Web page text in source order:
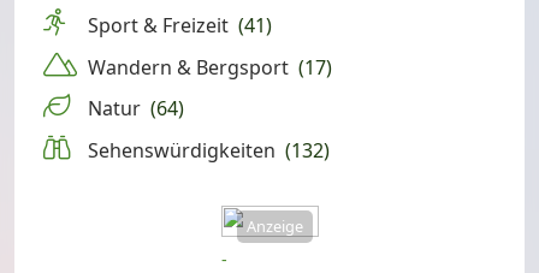
Sport & Freizeit (41)
Wandern & Bergsport (17)
Natur (64)
Sehenswürdigkeiten (132)
Anzeige
-